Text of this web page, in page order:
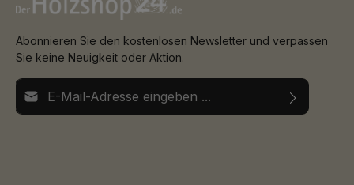
Abonnieren Sie den kostenlosen Newsletter und verpassen
Sie keine Neuigkeit oder Aktion.
E-Mail-Adresse*